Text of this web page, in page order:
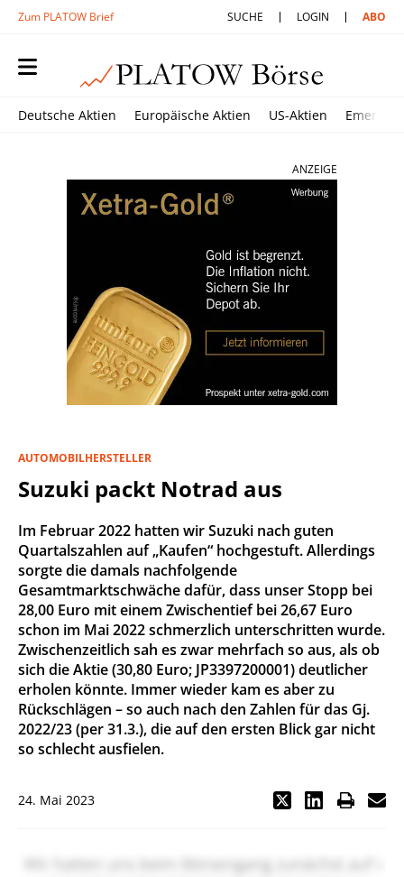
Zum PLATOW Brief SUCHE LOGIN ABO
Deutsche Aktien Europäische Aktien US-Aktien
ANZEIGE
AUTOMOBILHERSTELLER
Suzuki packt Notrad aus
Im Februar 2022 hatten wir Suzuki nach guten
Quartalszahlen auf „Kaufen“ hochgestuft. Allerdings
sorgte die damals nachfolgende
Gesamtmarktschwäche dafür, dass unser Stopp bei
28,00 Euro mit einem Zwischentief bei 26,67 Euro
schon im Mai 2022 schmerzlich unterschritten wurde.
Zwischenzeitlich sah es zwar mehrfach so aus, als ob
sich die Aktie (30,80 Euro; JP3397200001) deutlicher
erholen könnte. Immer wieder kam es aber zu
Rückschlägen – so auch nach den Zahlen für das Gj.
2022/23 (per 31.3.), die auf den ersten Blick gar nicht
so schlecht ausfielen.
24. Mai 2023